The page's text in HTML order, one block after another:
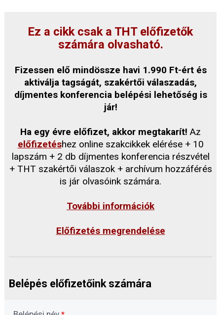
Ez a cikk csak a THT előfizetők
számára olvasható.
Fizessen elő mindössze havi 1.990 Ft-ért és
aktiválja tagságát, szakértői válaszadás,
díjmentes konferencia belépési lehetőség is
jár!
Ha egy évre előfizet, akkor megtakarít! Az
előfizetéshez online szakcikkek elérése + 10
lapszám + 2 db díjmentes konferencia részvétel
+ THT szakértői válaszok + archívum hozzáférés
is jár olvasóink számára.
További információk
Előfizetés megrendelése
Belépés előfizetőink számára